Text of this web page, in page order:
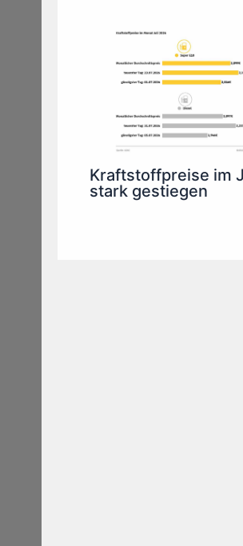
Kraftstoffpreise im
stark gestiegen